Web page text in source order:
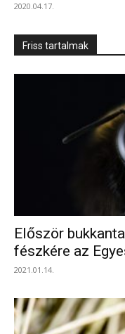
2020.04.17.
Friss tartalmak
Először
fészkére az
2021.01.14.